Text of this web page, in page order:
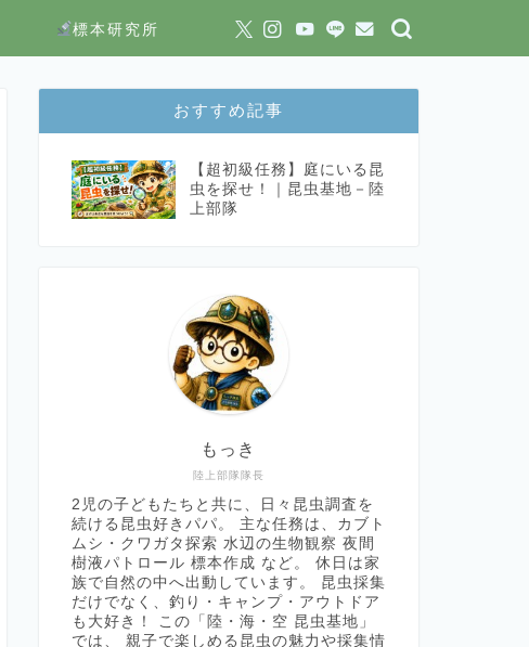
標本研究所
おすすめ記事
【超初級任務】庭にいる昆
虫を探せ！｜昆虫基地－陸
上部隊
陸上部隊隊長
もっき
2児の子どもたちと共に、日々昆虫調査を
続ける昆虫好きパパ。 主な任務は、カブト
ムシ・クワガタ探索 水辺の生物観察 夜間
樹液パトロール 標本作成 など。 休日は家
族で自然の中へ出動しています。 昆虫採集
だけでなく、釣り・キャンプ・アウトドア
も大好き！ この「陸・海・空 昆虫基地」
では、 親子で楽しめる昆虫の魅力や採集情